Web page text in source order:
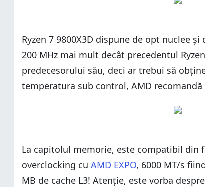
Ryzen 7 9800X3D dispune de opt nuclee
200 MHz mai mult decât precedentul
predecesorului său, deci ar trebui să
temperatura sub control, AMD
La capitolul memorie, este compatibil din
overclocking cu AMD EXPO, 6000 MT/s
MB de cache L3! Atenție, este vorba